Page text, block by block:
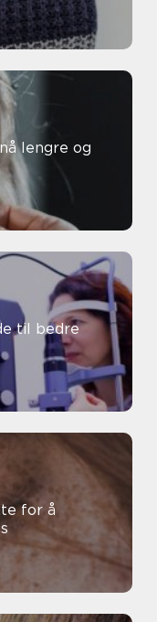
lengre og
til bedre
for å